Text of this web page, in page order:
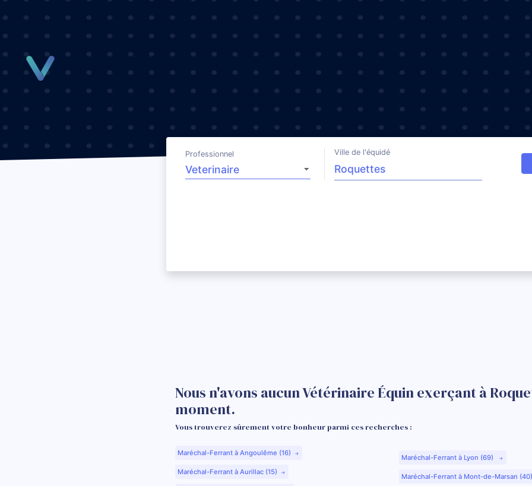
Professionnel Ville de l'équidé
Nous n'avons aucun Vétérinaire Équin exerçant à
moment.
Vous trouverez sûrement votre bonheur parmi ces recherches :
Maréchal-Ferrant à Angoulême (16)
Maréchal-Ferrant à Aurillac (15)
Maréchal-Ferrant à Lyon (69)
Maréchal-Ferrant à Mont-de-Marsan